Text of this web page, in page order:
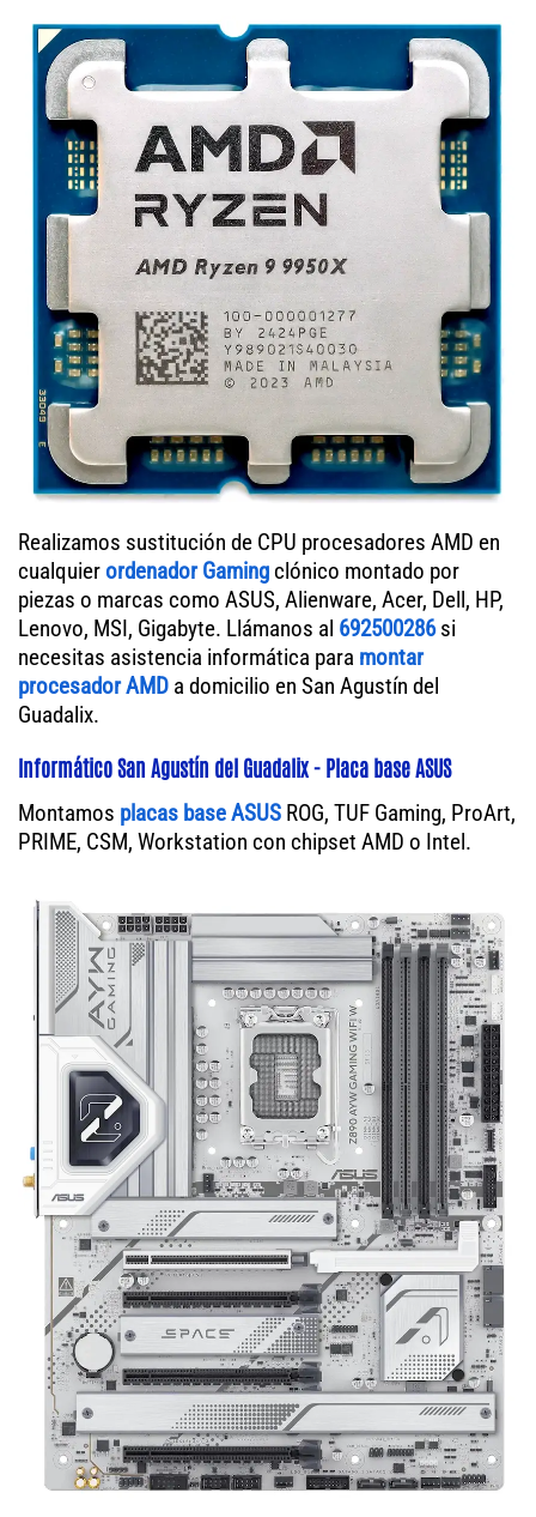
Realizamos sustitución de CPU procesadores AMD en
cualquierordenador Gaming clónico montado por
piezas o marcas como ASUS, Alienware, Acer, Dell, HP,
Lenovo, MSI, Gigabyte. Llámanos al 692500286si
necesitas asistencia informática para montar
procesador AMD a domicilio en San Agustín del
Guadalix.
Informático San Agustín del Guadalix - Placa base ASUS
Montamos placas base ASUS ROG, TUF Gaming, ProArt,
PRIME, CSM, Workstation con chipset AMD o Intel.